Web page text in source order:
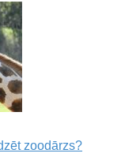
zoodārzs?